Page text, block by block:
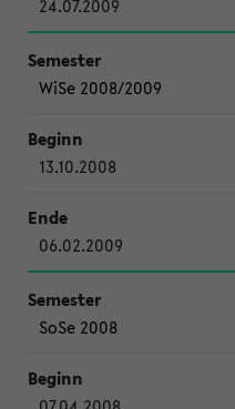
24.07.2009
WiSe 2008/2009
13.10.2008
06.02.2009
SoSe 2008